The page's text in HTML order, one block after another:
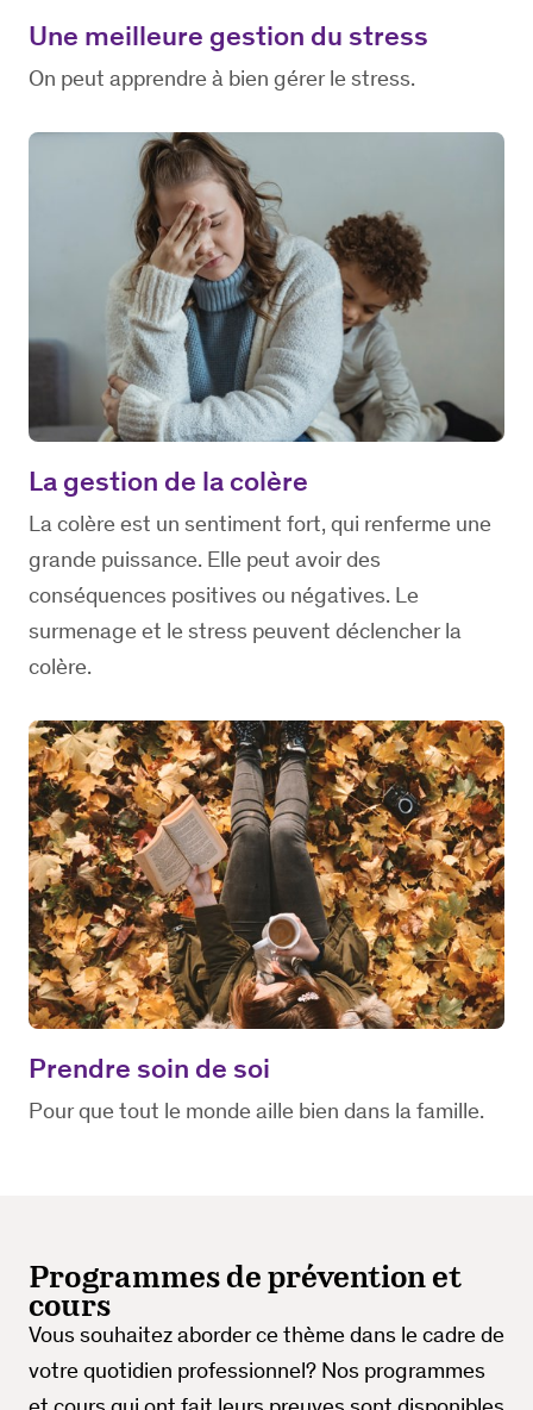
Une meilleure gestion du stress
On peut apprendre à bien gérer le stress.
La gestion de la colère
La colère est un sentiment fort, qui renferme une
grande puissance. Elle peut avoir des
conséquences positives ou négatives. Le
surmenage et le stress peuvent déclencher la
colère.
Prendre soin de soi
Pour que tout le monde aille bien dans la famille.
Programmes de prévention et
cours
Vous souhaitez aborder ce thème dans le cadre de
votre quotidien professionnel? Nos programmes